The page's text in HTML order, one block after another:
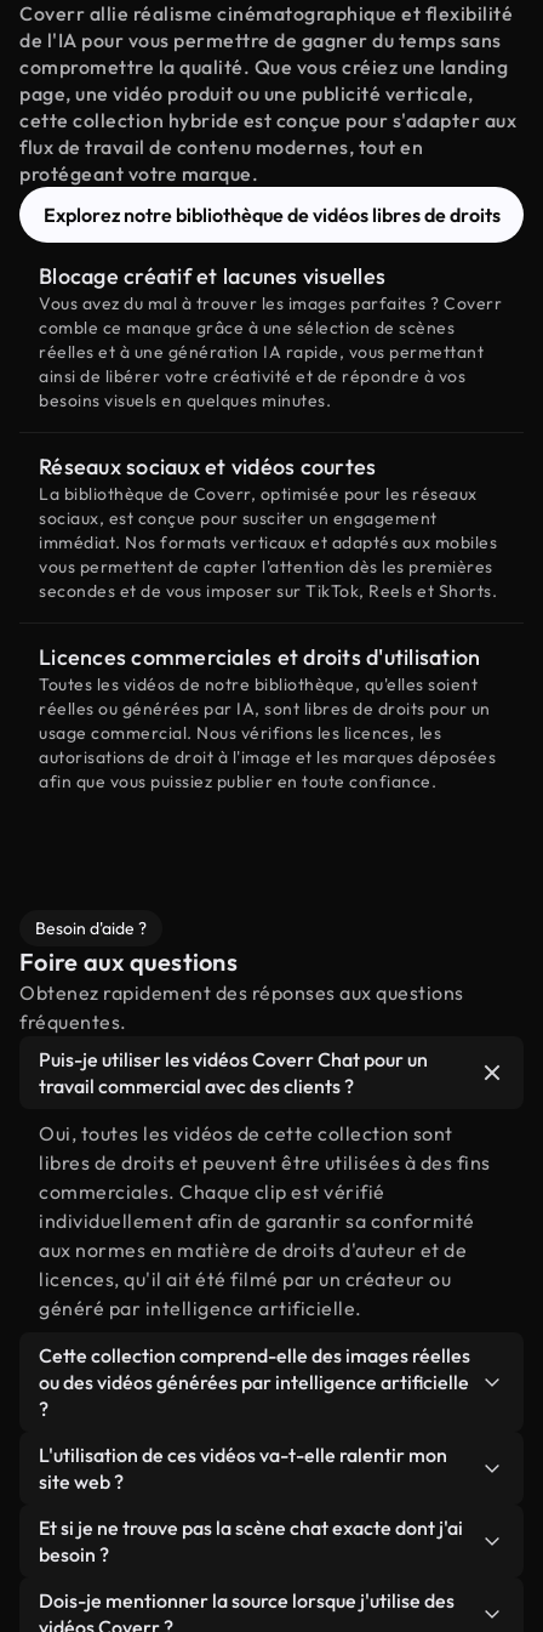
Coverr allie réalisme cinématographique et flexibilité
de l'IA pour vous permettre de gagner du temps sans
compromettre la qualité. Que vous créiez une landing
page, une vidéo produit ou une publicité verticale,
cette collection hybride est conçue pour s'adapter aux
flux de travail de contenu modernes, tout en
protégeant votre marque.
Explorez notre bibliothèque de vidéos libres de droits
Blocage créatif et lacunes visuelles
Vous avez du mal à trouver les images parfaites ? Coverr
comble ce manque grâce à une sélection de scènes
réelles et à une génération IA rapide, vous permettant
ainsi de libérer votre créativité et de répondre à vos
besoins visuels en quelques minutes.
Réseaux sociaux et vidéos courtes
La bibliothèque de Coverr, optimisée pour les réseaux
sociaux, est conçue pour susciter un engagement
immédiat. Nos formats verticaux et adaptés aux mobiles
vous permettent de capter l'attention dès les premières
secondes et de vous imposer sur TikTok, Reels et Shorts.
Licences commerciales et droits d'utilisation
Toutes les vidéos de notre bibliothèque, qu'elles soient
réelles ou générées par IA, sont libres de droits pour un
usage commercial. Nous vérifions les licences, les
autorisations de droit à l'image et les marques déposées
afin que vous puissiez publier en toute confiance.
Besoin d'aide ?
Foire aux questions
Obtenez rapidement des réponses aux questions
fréquentes.
Puis-je utiliser les vidéos Coverr Chat pour un
travail commercial avec des clients ?
Oui, toutes les vidéos de cette collection sont
libres de droits et peuvent être utilisées à des fins
commerciales. Chaque clip est vérifié
individuellement afin de garantir sa conformité
aux normes en matière de droits d'auteur et de
licences, qu'il ait été filmé par un créateur ou
généré par intelligence artificielle.
Cette collection comprend-elle des images réelles
ou des vidéos générées par intelligence artificielle
?
Les deux. Il s'agit d'une bibliothèque hybride
composée de véritables images filmées par des
générées par IA. Chaque vidéo est clairement
identifiée afin que vous sachiez toujours ce que
vous utilisez.
L'utilisation de ces vidéos va-t-elle ralentir mon
site web ?
Sauf si vous choisissez nos versions optimisées.
Nous proposons des formats légers, prêts pour le
ils conservent une qualité élevée tout en
Et si je ne trouve pas la scène chat exacte dont j'ai
besoin ?
Vous pouvez en créer une instantanément avec
Coverr AI Studio. Il vous suffit de décrire la scène,
Dois-je mentionner la source lorsque j'utilise des
vidéos Coverr ?